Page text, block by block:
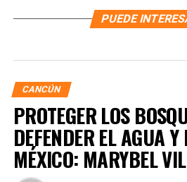
PUEDE
CANCÚN
PROTEGER LOS
DEFENDER EL AGUA
MÉXICO: MARYBEL